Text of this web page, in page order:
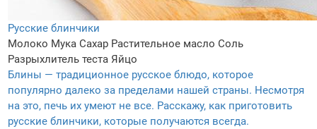
Русские блинчики
Молоко Мука Сахар Растительное масло Соль
Разрыхлитель теста Яйцо
Блины — традиционное русское блюдо, которое
популярно далеко за пределами нашей страны. Несмотря
на это, печь их умеют не все. Расскажу, как приготовить
русские блинчики, которые получаются всегда.